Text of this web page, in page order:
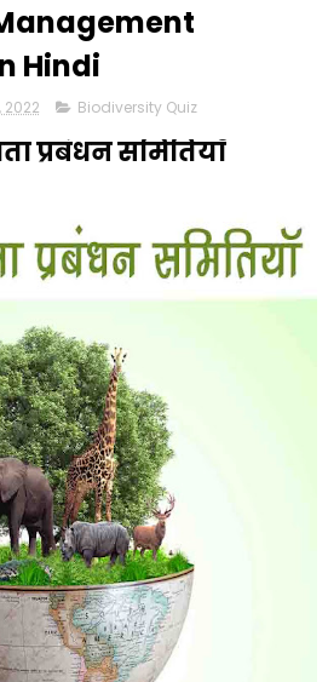
Hindi
2022 Biodiversity Quiz
प्रबंधन समितियाँ